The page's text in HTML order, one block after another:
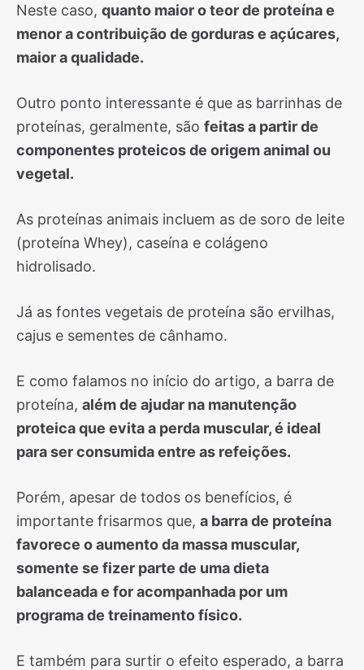
Neste caso, quanto maior o teor de proteína e
menor a contribuição de gorduras e açúcares,
maior a qualidade.
Outro ponto interessante é que as barrinhas de
proteínas, geralmente, são feitas a partir de
componentes proteicos de origem animal ou
vegetal.
As proteínas animais incluem as de soro de leite
(proteína Whey), caseína e colágeno
hidrolisado.
Já as fontes vegetais de proteína são ervilhas,
cajus e sementes de cânhamo.
E como falamos no início do artigo, a barra de
proteína, além de ajudar na manutenção
proteica que evita a perda muscular, é ideal
para ser consumida entre as refeições.
Porém, apesar de todos os benefícios, é
importante frisarmos que, a barra de proteína
favorece o aumento da massa muscular,
somente se fizer parte de uma dieta
balanceada e for acompanhada por um
programa de treinamento físico.
E também para surtir o efeito esperado, a barra